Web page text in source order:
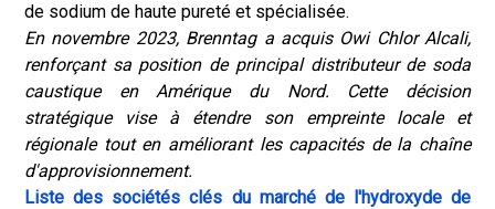
de sodium de haute pureté et spécialisée.
En novembre 2023, Brenntag a acquis Owi Chlor Alcali,
renforçant sa position de principal distributeur de soda
caustique en Amérique du Nord. Cette décision
stratégique vise à étendre son empreinte locale et
régionale tout en améliorant les capacités de la chaîne
d'approvisionnement.
Liste des sociétés clés du marché de l'hydroxyde de